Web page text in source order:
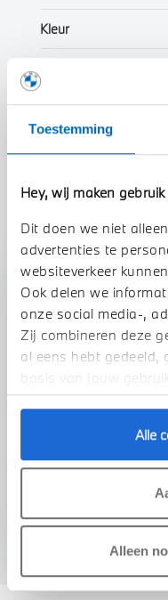
Toestemming
Hey, wij maken
Dit doen we niet
advertenties te
websiteverkeer
Ook delen we
onze social media-,
Zij combineren deze
al eens hebt gedeeld,
basis van jouw
Alle
Alleen
Uw auto
Kleur
Btw/Marge